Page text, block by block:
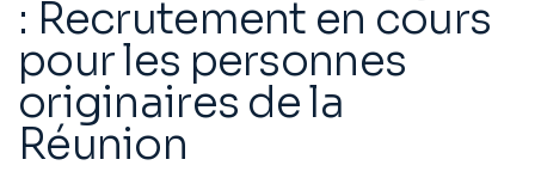
: Recrutement en cours
pour les personnes
originaires de la
Réunion